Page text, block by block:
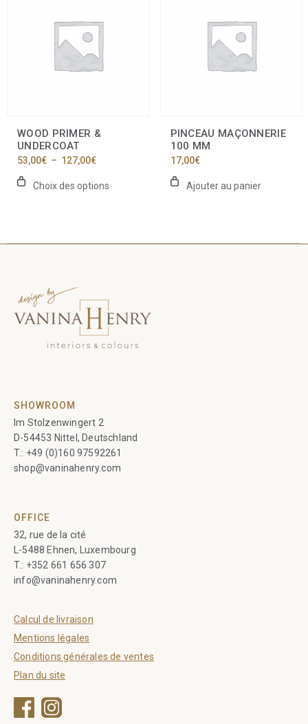
WOOD PRIMER &
UNDERCOAT
53,00€ – 127,00€Plage
prix :
53,00€
Choix des options
page
produit
PINCEAU MAÇONNERIE
100 MM
17,00€
Ajouter au panier
SHOWROOM
Im Stolzenwingert 2
D-54453 Nittel, Deutschland
T.: +49 (0)160 97592261
shop@vaninahenry.com
OFFICE
32, rue de la cité
L-5488 Ehnen, Luxembourg
T.: +352 661 656 307
info@vaninahenry.com
Calcul de livraison
Mentions légales
Conditions générales de ventes
Plan du site